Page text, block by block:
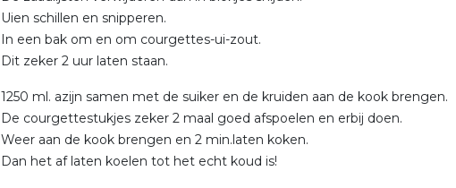
Uien schillen en snipperen.
In een bak om en om courgettes-ui-zout.
Dit zeker 2 uur laten staan.
1250 ml. azijn samen met de suiker en de kruiden aan de kook brengen.
De courgettestukjes zeker 2 maal goed afspoelen en erbij doen.
Weer aan de kook brengen en 2 min.laten koken.
Dan het af laten koelen tot het echt koud is!